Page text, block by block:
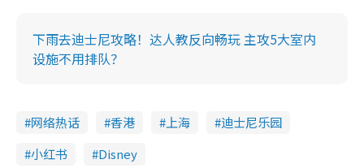
下雨去迪士尼攻略！达人教反向畅玩 主攻5大室内
设施不用排队？
网络热话 香港 上海
迪士尼乐园
小红书
Disney